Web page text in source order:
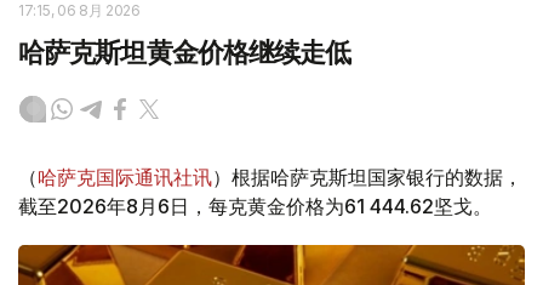
17:15, 06 8月 2026
哈萨克斯坦黄金价格继续走低
（哈萨克国际通讯社讯）根据哈萨克斯坦国家银行的数据，
截至2026年8月6日，每克黄金价格为61 444.62坚戈。